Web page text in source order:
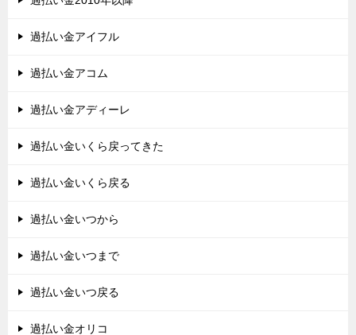
過払い金アイフル
過払い金アコム
過払い金アディーレ
過払い金いくら戻ってきた
過払い金いくら戻る
過払い金いつから
過払い金いつまで
過払い金いつ戻る
過払い金オリコ